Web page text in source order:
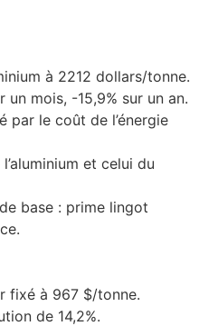
à 2212 dollars/tonne.
mois, -15,9% sur un an.
par le coût de l’énergie
et celui du
base : prime lingot
fixé à 967 $/tonne.
de 14,2%.